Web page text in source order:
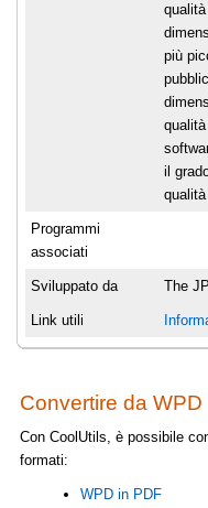
più
il
Programmi
associati
Sviluppato da The
Link utili
Convertire da WPD
Con CoolUtils, è possibile
formati:
WPD in PDF